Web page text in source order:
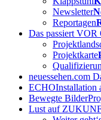
Newsletter
Reportagen
Das passiert VOR
Projektkarte
neuessehen.com
ECHOInstallation
Bewegte Bilder
Lust auf